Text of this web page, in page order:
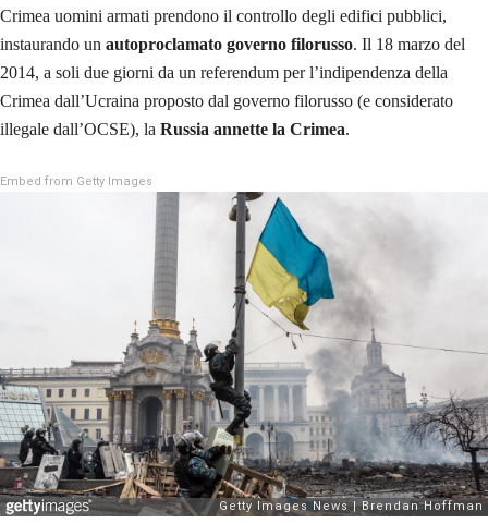
Crimea uomini armati prendono il controllo degli edifici pubblici,
instaurando un autoproclamato governo filorusso. Il 18 marzo del
2014, a soli due giorni da un referendum per l’indipendenza della
Crimea dall’Ucraina proposto dal governo filorusso (e considerato
illegale dall’OCSE), la Russia annette la Crimea.
Embed from Getty Images